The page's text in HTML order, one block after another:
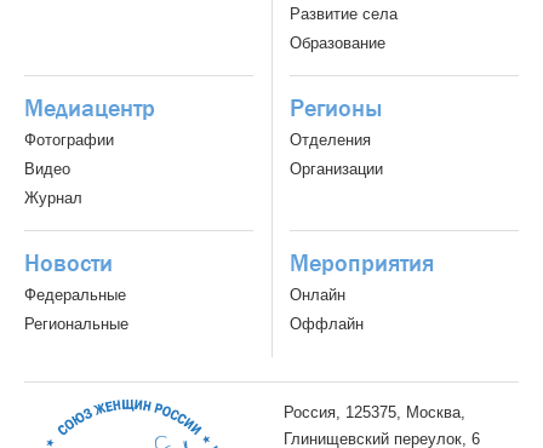
Развитие села
Образование
Медиацентр
Фотографии
Видео
Журнал
Регионы
Отделения
Организации
Новости
Федеральные
Региональные
Мероприятия
Онлайн
Оффлайн
Россия, 125375, Москва,
Глинищевский переулок, 6